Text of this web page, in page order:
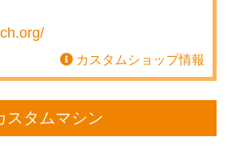
カスタムショップ情報
スタムマシン